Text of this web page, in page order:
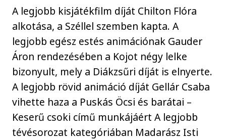
A legjobb kisjátékfilm díját Chilton Flóra
alkotása, a Széllel szemben kapta. A
legjobb egész estés animációnak Gauder
Áron rendezésében a Kojot négy lelke
bizonyult, mely a Diákzsűri díját is elnyerte.
A legjobb rövid animáció díját Gellár Csaba
vihette haza a Puskás Öcsi és barátai –
Keserű csoki című munkájáért A legjobb
tévésorozat kategóriában Madarász Isti